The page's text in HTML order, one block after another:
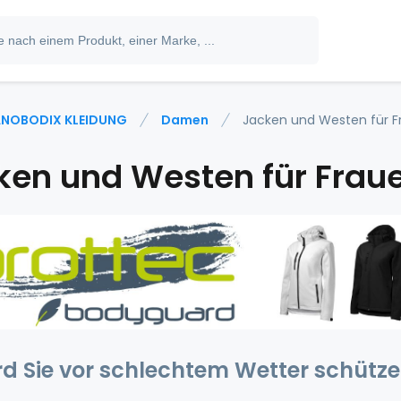
KLEIDUNG Damen Jacken und Westen für
und Westen für
Sie vor schlechtem Wetter